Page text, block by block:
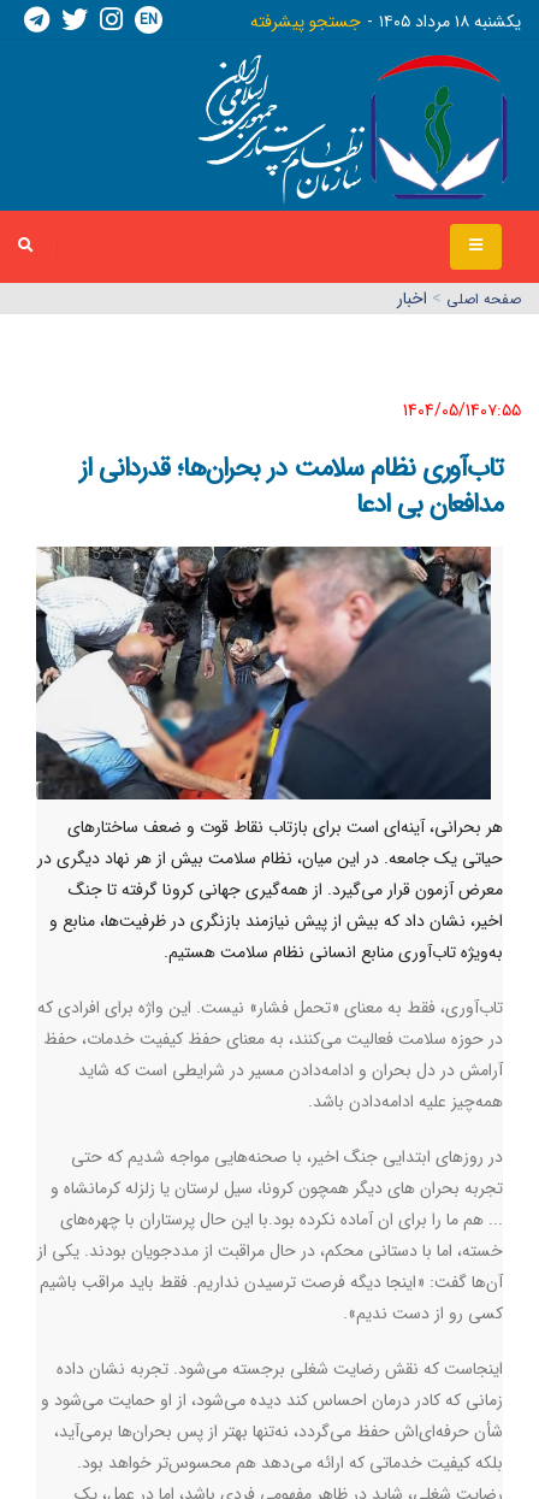
يکشنبه ١٨ مرداد ١٤٠٥ جستجو پیشرفته EN
صفحه اصلي > اخبار
1404/05/14٠٧:٥٥
تاب‌آوری نظام سلامت در بحران‌ها؛ قدردانی از
مدافعان بی ادعا
هر بحرانی، آینه‌ای است برای بازتاب نقاط قوت و ضعف ساختارهای
حیاتی یک جامعه. در این میان، نظام سلامت بیش از هر نهاد دیگری در
معرض آزمون قرار می‌گیرد. از همه‌گیری جهانی کرونا گرفته تا جنگ
اخیر، نشان داد که بیش از پیش نیازمند بازنگری در ظرفیت‌ها، منابع و
به‌ویژه تاب‌آوری منابع انسانی نظام سلامت هستیم.
تاب‌آوری، فقط به معنای «تحمل فشار» نیست. این واژه برای افرادی که
در حوزه سلامت فعالیت می‌کنند، به معنای حفظ کیفیت خدمات، حفظ
آرامش در دل بحران و ادامه‌دادن مسیر در شرایطی است که شاید
همه‌چیز علیه ادامه‌دادن باشد.
در روزهای ابتدایی جنگ اخیر، با صحنه‌هایی مواجه شدیم که حتی
تجربه بحران های دیگر همچون کرونا، سیل لرستان یا زلزله کرمانشاه و
... هم ما را برای ان آماده نکرده بود.با این حال پرستاران با چهره‌های
خسته، اما با دستانی محکم، در حال مراقبت از مددجویان بودند. یکی از
آن‌ها گفت: «اینجا دیگه فرصت ترسیدن نداریم. فقط باید مراقب باشیم
کسی رو از دست ندیم».
اینجاست که نقش رضایت شغلی برجسته می‌شود. تجربه نشان داده
زمانی که کادر درمان احساس کند دیده می‌شود، از او حمایت می‌شود و
شأن حرفه‌ای‌اش حفظ می‌گردد، نه‌تنها بهتر از پس بحران‌ها برمی‌آید،
بلکه کیفیت خدماتی که ارائه می‌دهد هم محسوس‌تر خواهد بود.